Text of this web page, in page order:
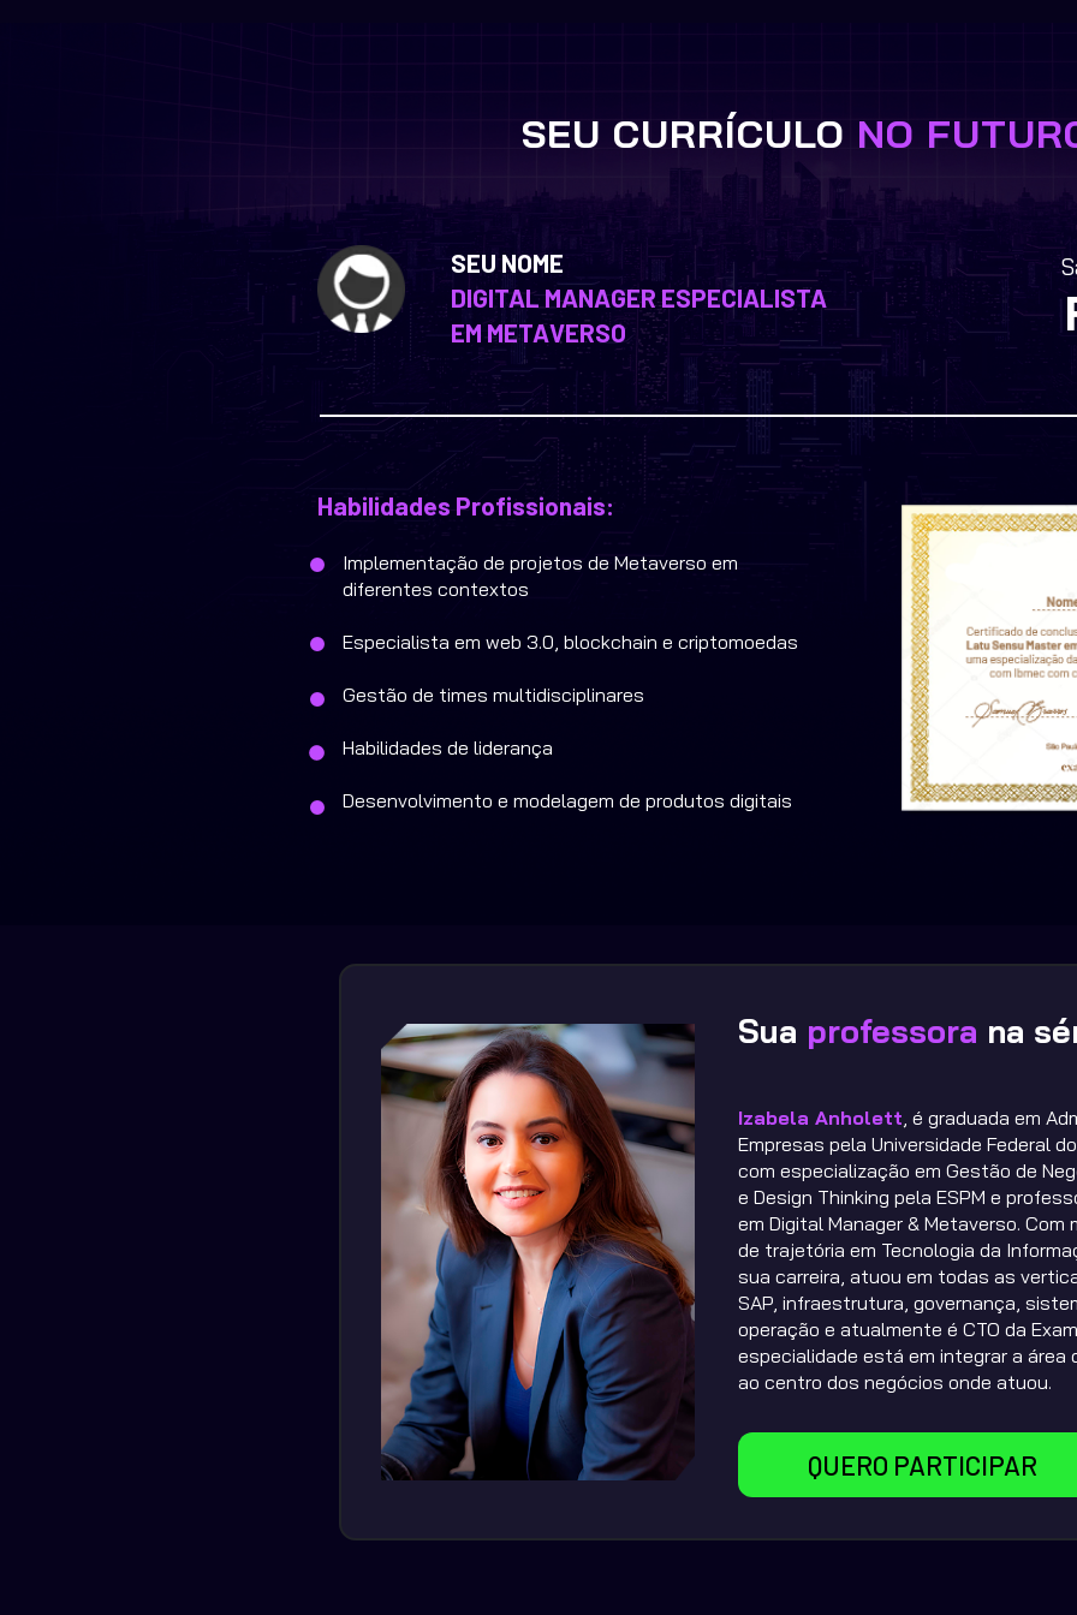
SEU CURRÍCULO NO
SEU NOME
DIGITAL MANAGER ESPECIALISTA
EM METAVERSO
Habilidades Profissionais:
Implementação de projetos de Metaverso em
diferentes contextos
Especialista em web 3.0, blockchain e criptomoedas
Gestão de times multidisciplinares
Habilidades de liderança
Desenvolvimento e modelagem de produtos digitais
Sua professora na
Izabela Anholett , é graduada em
Empresas pela Universidade Federal
com especialização em Gestão de
e Design Thinking pela ESPM e
em Digital Manager & Metaverso. Com
de trajetória em Tecnologia da
sua carreira, atuou em todas as
SAP, infraestrutura, governança,
operação e atualmente é CTO da
especialidade está em integrar a área
ao centro dos negócios onde atuou.
QUERO PARTICIPAR